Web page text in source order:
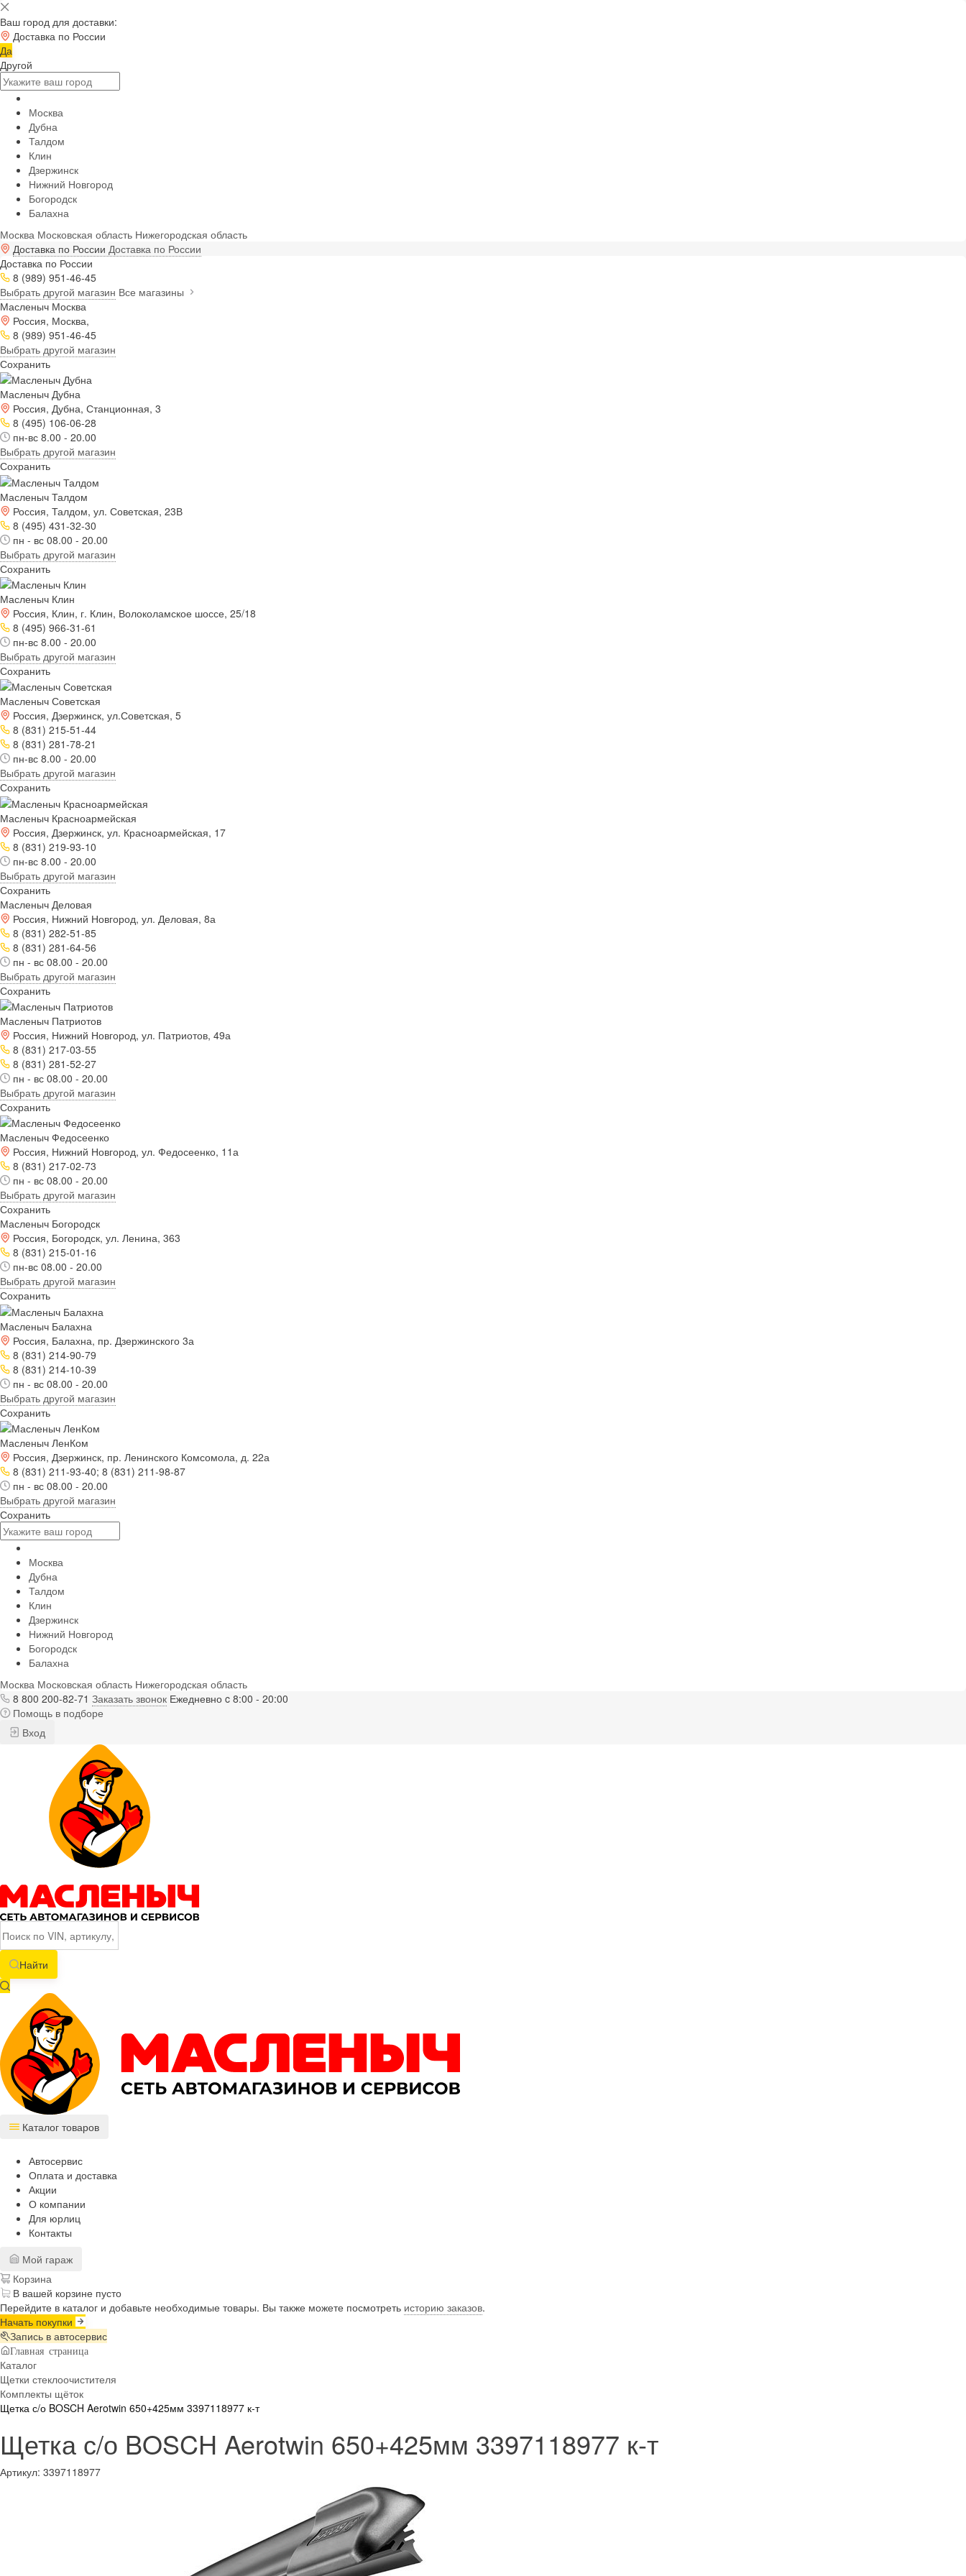
Ваш город для доставки:
Доставка по России
Да
Другой
Москва
Дубна
Талдом
Клин
Дзержинск
Нижний Новгород
Богородск
Балахна
Москва Московская область Нижегородская область
Доставка по России Доставка по России
Доставка по России
8 (989) 951-46-45
Выбрать другой магазин Все магазины
Масленыч Москва
Россия, Москва,
8 (989) 951-46-45
Выбрать другой магазин
Сохранить
Масленыч Дубна
Россия, Дубна, Станционная, 3
8 (495) 106-06-28
пн-вс 8.00 - 20.00
Выбрать другой магазин
Сохранить
Масленыч Талдом
Россия, Талдом, ул. Советская, 23В
8 (495) 431-32-30
пн - вс 08.00 - 20.00
Выбрать другой магазин
Сохранить
Масленыч Клин
Россия, Клин, г. Клин, Волоколамское шоссе, 25/18
8 (495) 966-31-61
пн-вс 8.00 - 20.00
Выбрать другой магазин
Сохранить
Масленыч Советская
Россия, Дзержинск, ул.Советская, 5
8 (831) 215-51-44
8 (831) 281-78-21
пн-вс 8.00 - 20.00
Выбрать другой магазин
Сохранить
Масленыч Красноармейская
Россия, Дзержинск, ул. Красноармейская, 17
8 (831) 219-93-10
пн-вс 8.00 - 20.00
Выбрать другой магазин
Сохранить
Масленыч Деловая
Россия, Нижний Новгород, ул. Деловая, 8а
8 (831) 282-51-85
8 (831) 281-64-56
пн - вс 08.00 - 20.00
Выбрать другой магазин
Сохранить
Масленыч Патриотов
Россия, Нижний Новгород, ул. Патриотов, 49а
8 (831) 217-03-55
8 (831) 281-52-27
пн - вс 08.00 - 20.00
Выбрать другой магазин
Сохранить
Масленыч Федосеенко
Россия, Нижний Новгород, ул. Федосеенко, 11а
8 (831) 217-02-73
пн - вс 08.00 - 20.00
Выбрать другой магазин
Сохранить
Масленыч Богородск
Россия, Богородск, ул. Ленина, 363
8 (831) 215-01-16
пн-вс 08.00 - 20.00
Выбрать другой магазин
Сохранить
Масленыч Балахна
Россия, Балахна, пр. Дзержинского 3а
8 (831) 214-90-79
8 (831) 214-10-39
пн - вс 08.00 - 20.00
Выбрать другой магазин
Сохранить
Масленыч ЛенКом
Россия, Дзержинск, пр. Ленинского Комсомола, д. 22а
8 (831) 211-93-40; 8 (831) 211-98-87
пн - вс 08.00 - 20.00
Выбрать другой магазин
Сохранить
Москва
Дубна
Талдом
Клин
Дзержинск
Нижний Новгород
Богородск
Балахна
Москва Московская область Нижегородская область
8 800 200-82-71 Заказать звонок Ежедневно c 8:00 - 20:00
Помощь в подборе
Вход
Найти
Каталог товаров
Автосервис
Оплата и доставка
Акции
О компании
Для юрлиц
Контакты
Мой гараж
Корзина
В вашей корзине пусто
Перейдите в каталог и добавьте необходимые товары. Вы также можете посмотреть историю заказов.
Начать покупки
Запись в автосервис
Главная страница
Каталог
Щетки стеклоочистителя
Комплекты щёток
Щетка с/о BOSCH Aerotwin 650+425мм 3397118977 к-т
Щетка с/о BOSCH Aerotwin 650+425мм 3397118977 к-т
Артикул: 3397118977